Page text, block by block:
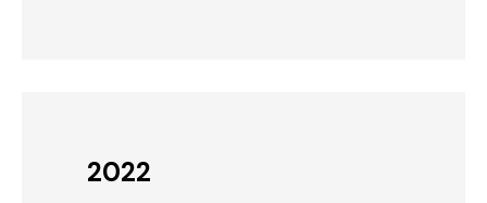
2022